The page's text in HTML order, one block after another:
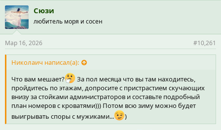
т
о
р
т
е
м
ы
а
н
а
л
а
Сюзи
любитель моря и сосен
Мар 16, 2026 #10,261
Николаич написал(а):
Что вам мешает?
За пол месяца что вы там находитесь,
пройдитесь по этажам, допросите с пристрастием скучающих
внизу за стойками администраторов и составьте подробный
план номеров с кроватями))) Потом всю зиму можно будет
выигрывать споры с мужиками...
)